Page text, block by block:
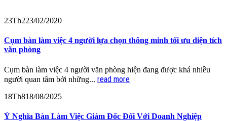
23Th223/02/2020
Cụm bàn làm việc 4 người lựa chọn thông minh tối ưu diện tích
văn phòng
Cụm bàn làm việc 4 người văn phòng hiện đang được khá nhiều
người quan tâm bởi những... read more
18Th818/08/2025
Ý Nghĩa Bàn Làm Việc Giám Đốc Đối Với Doanh Nghiệp